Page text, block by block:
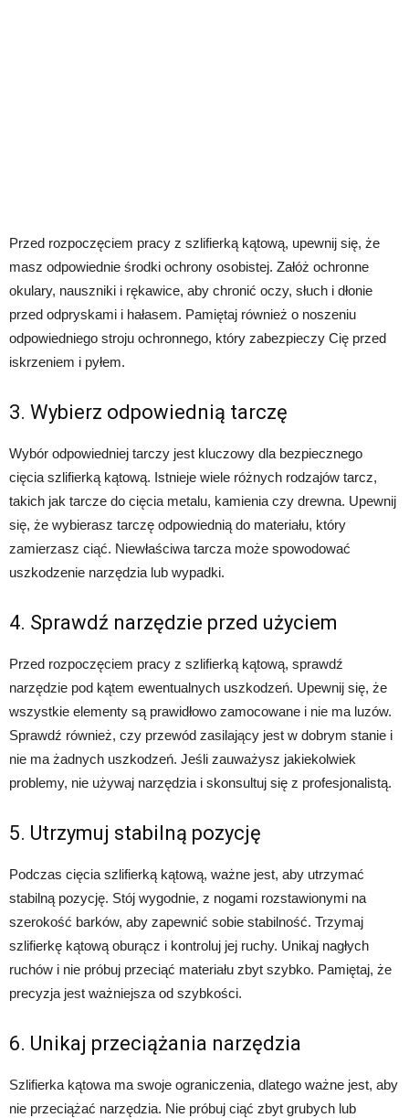
Przed rozpoczęciem pracy z szlifierką kątową, upewnij się, że
masz odpowiednie środki ochrony osobistej. Załóż ochronne
okulary, nauszniki i rękawice, aby chronić oczy, słuch i dłonie
przed odpryskami i hałasem. Pamiętaj również o noszeniu
odpowiedniego stroju ochronnego, który zabezpieczy Cię przed
iskrzeniem i pyłem.
3. Wybierz odpowiednią tarczę
Wybór odpowiedniej tarczy jest kluczowy dla bezpiecznego
cięcia szlifierką kątową. Istnieje wiele różnych rodzajów tarcz,
takich jak tarcze do cięcia metalu, kamienia czy drewna. Upewnij
się, że wybierasz tarczę odpowiednią do materiału, który
zamierzasz ciąć. Niewłaściwa tarcza może spowodować
uszkodzenie narzędzia lub wypadki.
4. Sprawdź narzędzie przed użyciem
Przed rozpoczęciem pracy z szlifierką kątową, sprawdź
narzędzie pod kątem ewentualnych uszkodzeń. Upewnij się, że
wszystkie elementy są prawidłowo zamocowane i nie ma luzów.
Sprawdź również, czy przewód zasilający jest w dobrym stanie i
nie ma żadnych uszkodzeń. Jeśli zauważysz jakiekolwiek
problemy, nie używaj narzędzia i skonsultuj się z profesjonalistą.
5. Utrzymuj stabilną pozycję
Podczas cięcia szlifierką kątową, ważne jest, aby utrzymać
stabilną pozycję. Stój wygodnie, z nogami rozstawionymi na
szerokość barków, aby zapewnić sobie stabilność. Trzymaj
szlifierkę kątową oburącz i kontroluj jej ruchy. Unikaj nagłych
ruchów i nie próbuj przeciąć materiału zbyt szybko. Pamiętaj, że
precyzja jest ważniejsza od szybkości.
6. Unikaj przeciążania narzędzia
Szlifierka kątowa ma swoje ograniczenia, dlatego ważne jest, aby
nie przeciążać narzędzia. Nie próbuj ciąć zbyt grubych lub